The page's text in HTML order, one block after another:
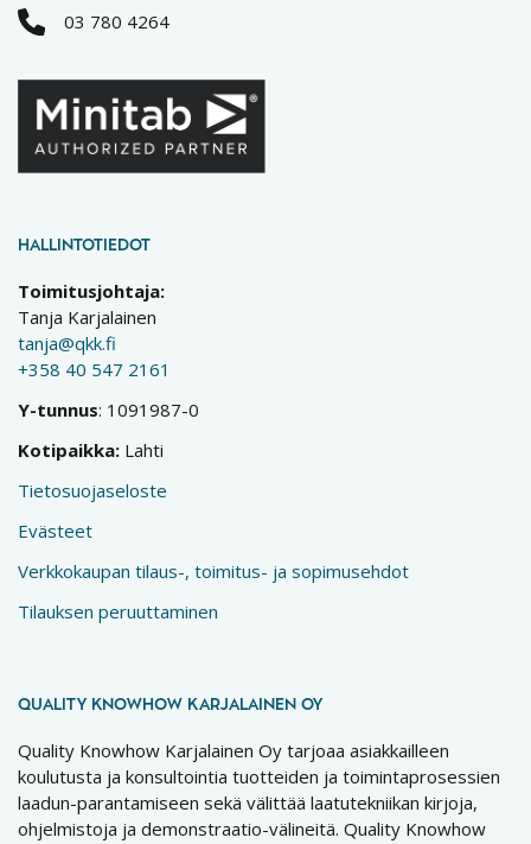
03 780 4264
HALLINTOTIEDOT
Toimitusjohtaja:
Tanja Karjalainen
tanja@qkk.fi
+358 40 547 2161
Y-tunnus: 1091987-0
Kotipaikka: Lahti
Tietosuojaseloste
Evästeet
Verkkokaupan tilaus-, toimitus- ja sopimusehdot
Tilauksen peruuttaminen
QUALITY KNOWHOW KARJALAINEN OY
Quality Knowhow Karjalainen Oy tarjoaa asiakkailleen
koulutusta ja konsultointia tuotteiden ja toimintaprosessien
laadun-parantamiseen sekä välittää laatutekniikan kirjoja,
ohjelmistoja ja demonstraatio-välineitä. Quality Knowhow